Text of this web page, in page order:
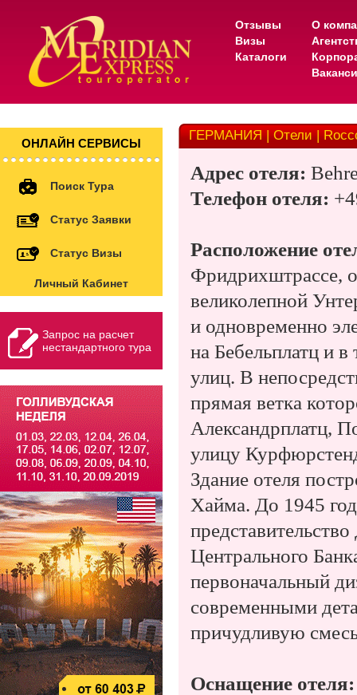
Отзывы
Визы
Каталоги
О
ОНЛАЙН СЕРВИСЫ
Поиск Тура
Статус Заявки
Статус Визы
Личный Кабинет
Запрос на расчет
нестандартного тура
ГЕРМАНИЯ | Отели |
Адрес отеля:
Телефон отеля:
Расположение
Фридрихштрассе,
великолепной
и одновременно
на Бебельплатц и
улиц. В
прямая ветка
Александрплатц,
улицу
Здание отеля
Хайма. До 1945
Центрального
первоначальный
современными
причудливую
Оснащение